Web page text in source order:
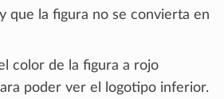
que la figura no se convierta en
color de la figura a rojo
poder ver el logotipo inferior.